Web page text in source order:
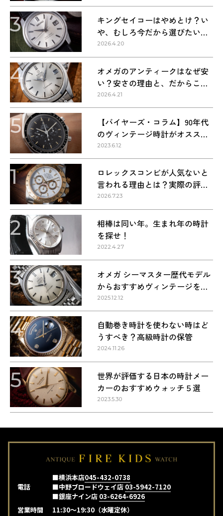
3
キングセイコーはやめとけ？い
や、むしろ今だから選びたい理
由
2026.4.20
4
オメガのアンティークはなぜ安
い？安さの理由と、だからこそ
狙い目な理由
2026.4.21
5
【バイヤーズ・コラム】90年代
のヴィンテージ時計がオススメ
な理由
2023.6.12
1
ロレックスコンビが人気ないと
言われる理由とは？実際の評価
を解説
2026.7.23
2
相棒は同い年。生まれ年の時計
を探せ！
2022.4.27
3
オメガ シーマスター歴代モデル
からおすすめヴィンテージを紹
介
2025.12.12
4
自動巻き時計を使わない時はど
うすべき？高級時計の保管
2024.11.26
5
世界が評価する日本の時計メー
カーのおすすめウォッチ５選
2023.5.30
電話
■横浜本店045-432-0738
■中野ブロードウェイ店 03-5942-7120
■銀座ナイン店 03-6264-6926
営業時間
11:30～19:30（水曜定休）